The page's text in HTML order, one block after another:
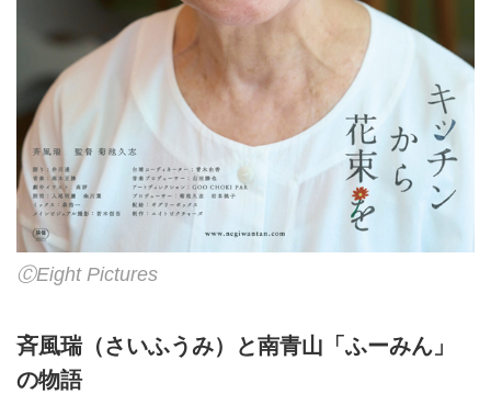
ⒸEight Pictures
斉風瑞（さいふうみ）と南青山「ふーみん」
の物語